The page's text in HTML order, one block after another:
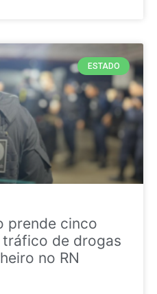
ESTADO
prende cinco
de drogas
no RN